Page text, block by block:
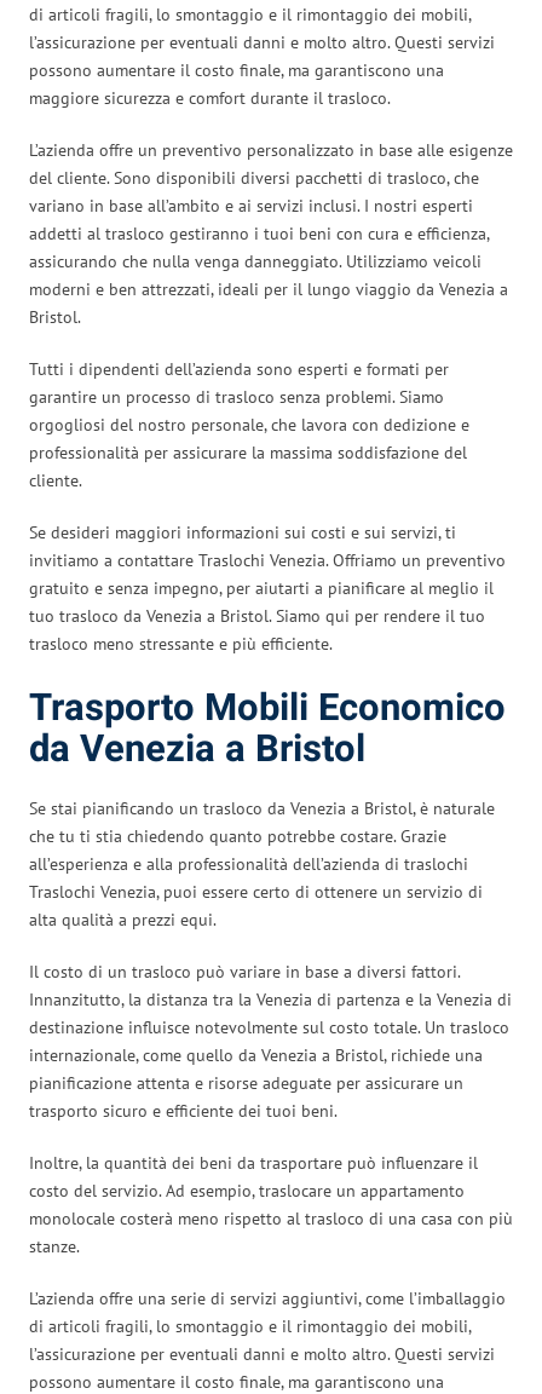
di articoli fragili, lo smontaggio e il rimontaggio dei mobili,
l’assicurazione per eventuali danni e molto altro. Questi servizi
possono aumentare il costo finale, ma garantiscono una
maggiore sicurezza e comfort durante il trasloco.
L’azienda offre un preventivo personalizzato in base alle esigenze
del cliente. Sono disponibili diversi pacchetti di trasloco, che
variano in base all’ambito e ai servizi inclusi. I nostri esperti
addetti al trasloco gestiranno i tuoi beni con cura e efficienza,
assicurando che nulla venga danneggiato. Utilizziamo veicoli
moderni e ben attrezzati, ideali per il lungo viaggio da Venezia a
Bristol.
Tutti i dipendenti dell’azienda sono esperti e formati per
garantire un processo di trasloco senza problemi. Siamo
orgogliosi del nostro personale, che lavora con dedizione e
professionalità per assicurare la massima soddisfazione del
cliente.
Se desideri maggiori informazioni sui costi e sui servizi, ti
invitiamo a contattare Traslochi Venezia. Offriamo un preventivo
gratuito e senza impegno, per aiutarti a pianificare al meglio il
tuo trasloco da Venezia a Bristol. Siamo qui per rendere il tuo
trasloco meno stressante e più efficiente.
Trasporto Mobili Economico
da Venezia a Bristol
Se stai pianificando un trasloco da Venezia a Bristol, è naturale
che tu ti stia chiedendo quanto potrebbe costare. Grazie
all’esperienza e alla professionalità dell’azienda di traslochi
Traslochi Venezia, puoi essere certo di ottenere un servizio di
alta qualità a prezzi equi.
Il costo di un trasloco può variare in base a diversi fattori.
Innanzitutto, la distanza tra la Venezia di partenza e la Venezia di
destinazione influisce notevolmente sul costo totale. Un trasloco
internazionale, come quello da Venezia a Bristol, richiede una
pianificazione attenta e risorse adeguate per assicurare un
trasporto sicuro e efficiente dei tuoi beni.
Inoltre, la quantità dei beni da trasportare può influenzare il
costo del servizio. Ad esempio, traslocare un appartamento
monolocale costerà meno rispetto al trasloco di una casa con più
stanze.
L’azienda offre una serie di servizi aggiuntivi, come l’imballaggio
di articoli fragili, lo smontaggio e il rimontaggio dei mobili,
l’assicurazione per eventuali danni e molto altro. Questi servizi
possono aumentare il costo finale, ma garantiscono una